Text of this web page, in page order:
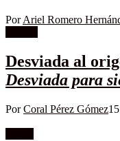
PorAriel Romero
Desviada al
Desviada para
PorCoral Pérez Gómez